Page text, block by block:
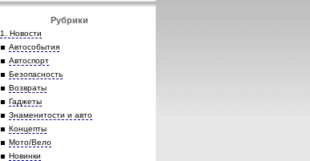
Рубрики
1. Новости
Автособытия
Автоспорт
Безопасность
Возвраты
Гаджеты
Знаменитости и авто
Концепты
Мото/Вело
Новинки